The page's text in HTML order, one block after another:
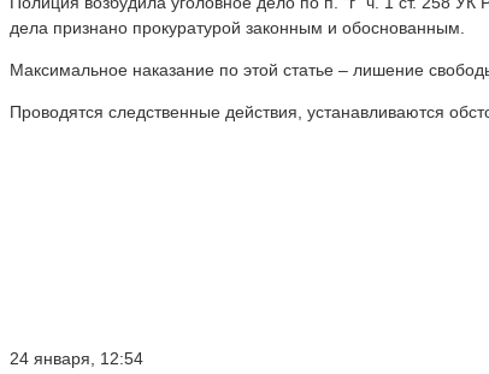
дела признано прокуратурой законным и обоснованным.
Максимальное наказание по этой статье – лишение
Проводятся следственные действия, устанавливаются
24 января, 12:54